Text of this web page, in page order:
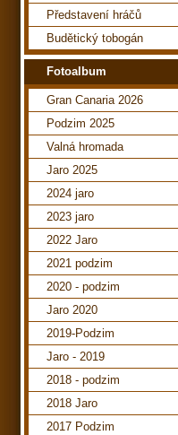
Představení hráčů
Budětický tobogán
Fotoalbum
Gran Canaria 2026
Podzim 2025
Valná hromada
Jaro 2025
2024 jaro
2023 jaro
2022 Jaro
2021 podzim
2020 - podzim
Jaro 2020
2019-Podzim
Jaro - 2019
2018 - podzim
2018 Jaro
2017 Podzim